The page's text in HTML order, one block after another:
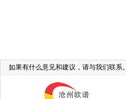
如果有什么意见和建议，请与我们联系。